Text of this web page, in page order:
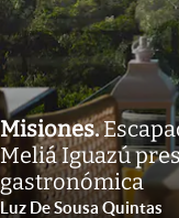
Misiones.
Meliá Iguazú
gastronómica
Luz De Sousa Quintas